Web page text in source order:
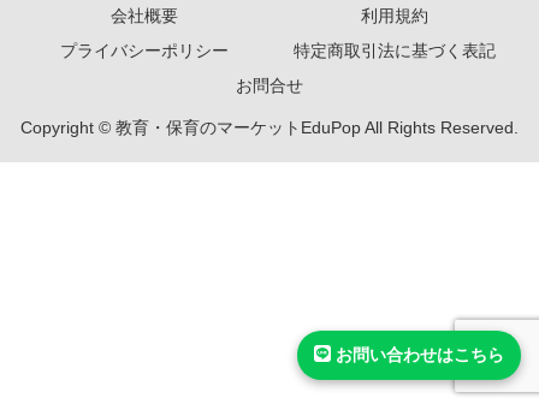
お問い合わせはこちら
会社概要
利用規約
プライバシーポリシー
特定商取引法に基づく表記
お問合せ
Copyright © 教育・保育のマーケットEduPop All Rights Reserved.